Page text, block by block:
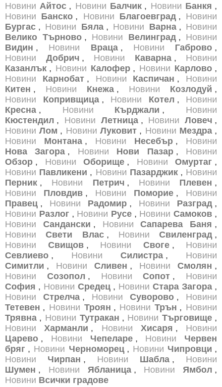
Новини Айтос , Новини Балчик , Новини Банкя ,
Новини Банско , Новини Благоевград , Новини
Бургас , Новини Бяла , Новини Варна , Новини
Велико Търново , Новини Велинград , Новини
Видин , Новини Враца , Новини Габрово ,
Новини
Добрич , Новини Каварна , Новини
Казанлък , Новини Калофер , Новини Карлово ,
Новини
Карнобат , Новини Каспичан , Новини
Китен , Новини Кнежа , Новини Козлодуй ,
Новини
Копривщица , Новини Котел , Новини
Кресна , Новини Кърджали , Новини
Кюстендил , Новини Летница , Новини Ловеч ,
Новини Лом , Новини Луковит , Новини Мездра ,
Новини
Монтана , Новини Несебър , Новини
Нова Загора , Новини Нови Пазар , Новини
Обзор , Новини Оборище , Новини Омуртаг ,
Новини Павликени , Новини Пазарджик , Новини
Перник , Новини Петрич , Новини Плевен ,
Новини
Пловдив , Новини Поморие , Новини
Правец , Новини Радомир , Новини Разград ,
Новини Разлог , Новини Русе , Новини Самоков ,
Новини
Сандански , Новини Сапарева Баня ,
Новини
Свети Влас , Новини Свиленград ,
Новини
Свищов , Новини Своге , Новини
Севлиево , Новини Силистра , Новини
Симитли , Новини Сливен , Новини Смолян ,
Новини
Созопол , Новини Сопот , Новини
София , Новини Средец , Новини Стара Загора ,
Новини
Стрелча , Новини Суворово , Новини
Тетевен , Новини Троян , Новини Трън , Новини
Трявна , Новини Тутракан , Новини Търговище ,
Новини
Харманли , Новини Хисаря , Новини
Царево , Новини Чепеларе , Новини
Червен
бряг , Новини Черноморец , Новини Чипровци ,
Новини
Чирпан , Новини Шабла , Новини
Шумен , Новини Ябланица , Новини Ямбол ,
Новини Всички градове